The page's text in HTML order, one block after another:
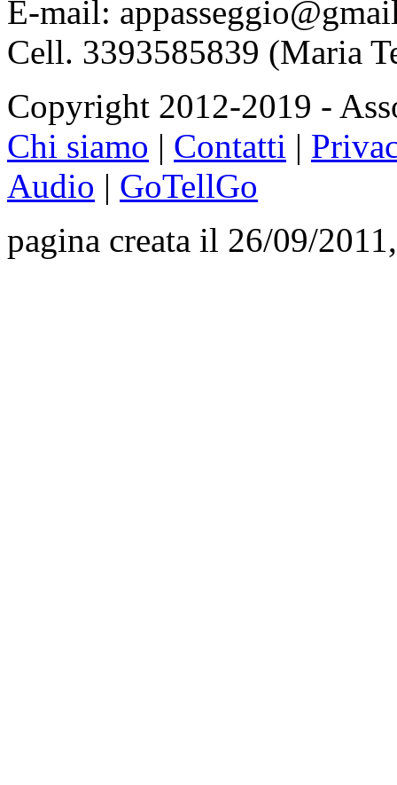
E-mail:
Cell. 3393585839 (Maria
Copyright 2012-2019 -
Chi siamo | Contatti |
Audio | GoTellGo
pagina creata il 26/09/